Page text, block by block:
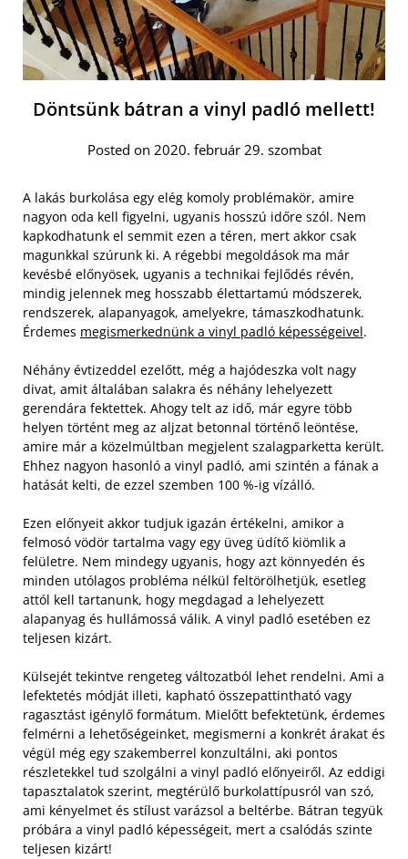
Döntsünk bátran a vinyl padló mellett!
Posted on 2020. február 29. szombat
A lakás burkolása egy elég komoly problémakör, amire
nagyon oda kell figyelni, ugyanis hosszú időre szól. Nem
kapkodhatunk el semmit ezen a téren, mert akkor csak
magunkkal szúrunk ki. A régebbi megoldások ma már
kevésbé előnyösek, ugyanis a technikai fejlődés révén,
mindig jelennek meg hosszabb élettartamú módszerek,
rendszerek, alapanyagok, amelyekre, támaszkodhatunk.
Érdemes megismerkednünk a vinyl padló képességeivel.
Néhány évtizeddel ezelőtt, még a hajódeszka volt nagy
divat, amit általában salakra és néhány lehelyezett
gerendára fektettek. Ahogy telt az idő, már egyre több
helyen történt meg az aljzat betonnal történő leöntése,
amire már a közelmúltban megjelent szalagparketta került.
Ehhez nagyon hasonló a vinyl padló, ami szintén a fának a
hatását kelti, de ezzel szemben 100 %-ig vízálló.
Ezen előnyeit akkor tudjuk igazán értékelni, amikor a
felmosó vödör tartalma vagy egy üveg üdítő kiömlik a
felületre. Nem mindegy ugyanis, hogy azt könnyedén és
minden utólagos probléma nélkül feltörölhetjük, esetleg
attól kell tartanunk, hogy megdagad a lehelyezett
alapanyag és hullámossá válik. A vinyl padló esetében ez
teljesen kizárt.
Külsejét tekintve rengeteg változatból lehet rendelni. Ami a
lefektetés módját illeti, kapható összepattintható vagy
ragasztást igénylő formátum. Mielőtt befektetünk, érdemes
felmérni a lehetőségeinket, megismerni a konkrét árakat és
végül még egy szakemberrel konzultálni, aki pontos
részletekkel tud szolgálni a vinyl padló előnyeiről. Az eddigi
tapasztalatok szerint, megtérülő burkolattípusról van szó,
ami kényelmet és stílust varázsol a beltérbe. Bátran tegyük
próbára a vinyl padló képességeit, mert a csalódás szinte
teljesen kizárt!